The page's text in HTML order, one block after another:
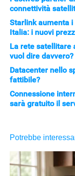
APPLE
connettività
Starlink aumenta
Italia: i nuovi
La rete satellitare
vuol dire davvero?
Datacenter nello
fattibile?
Connessione
sarà gratuito il